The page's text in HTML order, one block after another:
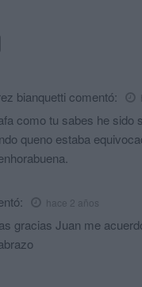
bianquetti comentó:
como tu sabes he
queno estaba
hace 2 años
gracias Juan me